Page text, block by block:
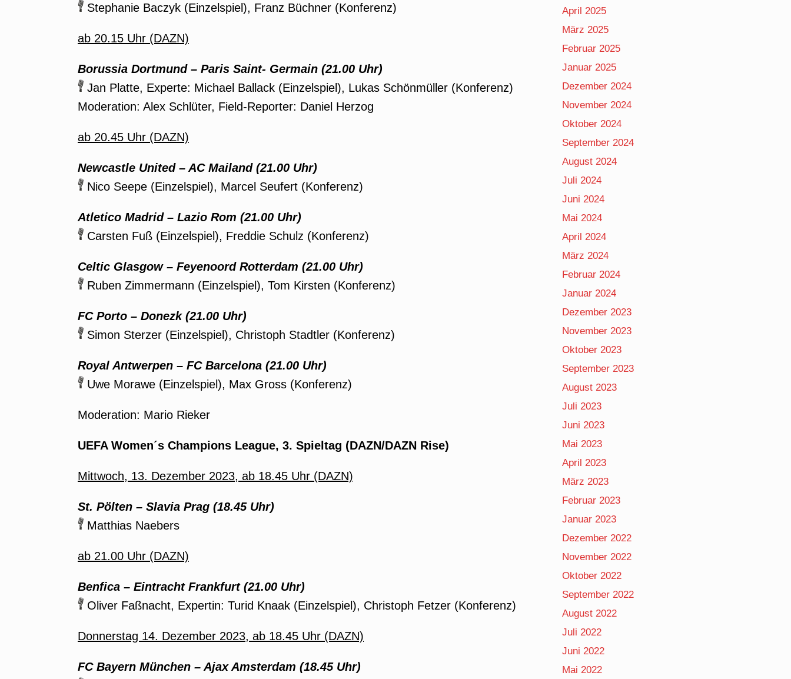
Stephanie Baczyk (Einzelspiel), Franz Büchner (Konferenz)
ab 20.15 Uhr (DAZN)
Borussia Dortmund – Paris Saint- Germain (21.00 Uhr)
Jan Platte, Experte: Michael Ballack (Einzelspiel), Lukas Schönmüller (Konferenz)
Moderation: Alex Schlüter, Field-Reporter: Daniel Herzog
ab 20.45 Uhr (DAZN)
Newcastle United – AC Mailand(21.00 Uhr)
Nico Seepe (Einzelspiel), Marcel Seufert (Konferenz)
Atletico Madrid – Lazio Rom (21.00 Uhr)
Carsten Fuß (Einzelspiel), Freddie Schulz (Konferenz)
Celtic Glasgow – Feyenoord Rotterdam (21.00 Uhr)
Ruben Zimmermann (Einzelspiel), Tom Kirsten (Konferenz)
FC Porto – Donezk(21.00 Uhr)
Simon Sterzer (Einzelspiel), Christoph Stadtler (Konferenz)
Royal Antwerpen – FC Barcelona (21.00 Uhr)
Uwe Morawe (Einzelspiel), Max Gross (Konferenz)
Moderation: Mario Rieker
UEFA Women´s Champions League, 3. Spieltag (DAZN/DAZN Rise)
Mittwoch, 13. Dezember 2023, ab 18.45 Uhr (DAZN)
St. Pölten – Slavia Prag (18.45 Uhr)
Matthias Naebers
ab 21.00 Uhr (DAZN)
Benfica – Eintracht Frankfurt(21.00 Uhr)
Oliver Faßnacht, Expertin: Turid Knaak (Einzelspiel), Christoph Fetzer (Konferenz)
Donnerstag 14. Dezember 2023, ab 18.45 Uhr (DAZN)
FC Bayern München – AjaxAmsterdam (18.45 Uhr)
April 2025
März 2025
Februar 2025
Januar 2025
Dezember 2024
November 2024
Oktober 2024
September 2024
August 2024
Juli 2024
Juni 2024
Mai 2024
April 2024
März 2024
Februar 2024
Januar 2024
Dezember 2023
November 2023
Oktober 2023
September 2023
August 2023
Juli 2023
Juni 2023
Mai 2023
April 2023
März 2023
Februar 2023
Januar 2023
Dezember 2022
November 2022
Oktober 2022
September 2022
August 2022
Juli 2022
Juni 2022
Mai 2022